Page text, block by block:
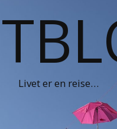
Livet er en reise…